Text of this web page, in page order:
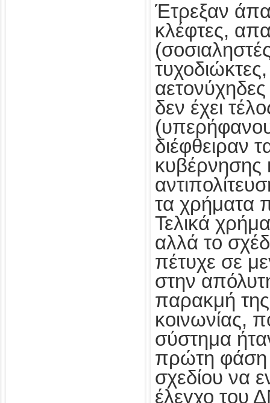
Έτρεξαν
κλέφτες,
δεν έχει
διέφθειραν
κυβέρνησης
τα χρήματα
Τελικά
αλλά το
πέτυχε σε
στην
παρακμή της
κοινωνίας,
σύστημα
πρώτη φάση
σχεδίου να
έλεγχο του